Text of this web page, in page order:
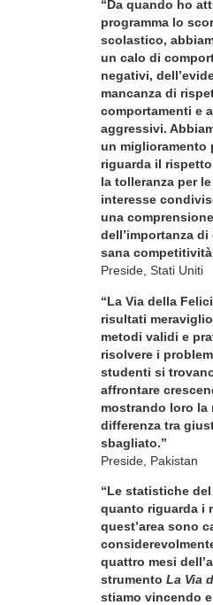
“Da quando ho
programma lo
scolastico,
un calo di
negativi,
mancanza di
comportamenti e
aggressivi.
un miglioramento
riguarda il
la tolleranza per
interesse
una comprensione
dell’importanza
sana
Preside, Stati Uniti
“La Via della
risultati
metodi validi e
risolvere i
studenti si
affrontare
mostrando loro la
differenza tra
sbagliato.”
Preside, Pakistan
“Le statistiche
quanto riguarda i
quest’area sono
quattro mesi
strumento La Via
stiamo vincendo e